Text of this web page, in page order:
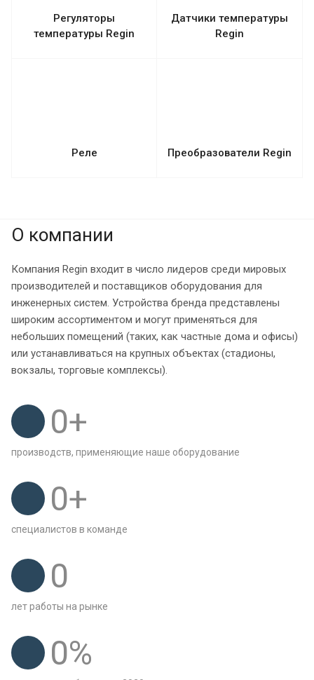
Регуляторы
температуры Regin
Датчики температуры
Regin
Реле Преобразователи Regin
О компании
Компания Regin входит в число лидеров среди мировых
производителей и поставщиков оборудования для
инженерных систем. Устройства бренда представлены
широким ассортиментом и могут применяться для
небольших помещений (таких, как частные дома и офисы)
или устанавливаться на крупных объектах (стадионы,
вокзалы, торговые комплексы).
0+
производств, применяющие наше оборудование
0+
специалистов в команде
0
лет работы на рынке
0%